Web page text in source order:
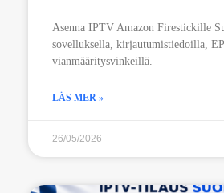
Asenna IPTV Amazon Firestickille
sovelluksella, kirjautumistiedoilla,
vianmääritysvinkeillä.
LÄS MER »
26/05/2026